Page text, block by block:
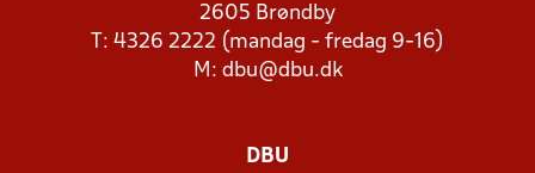
2605 Brøndby
T: 4326 2222 (mandag - fredag 9-16)
M: dbu@dbu.dk
DBU